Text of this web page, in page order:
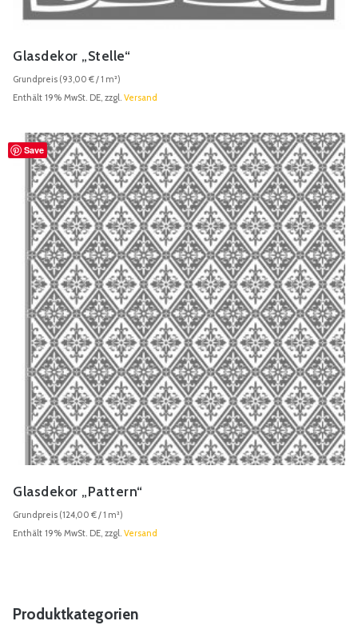
Glasdekor „Stelle“
Grundpreis (93,00 €/ 1 m²)
Enthält 19% MwSt. DE, zzgl. Versand
Save
Glasdekor „Pattern“
Grundpreis (124,00 €/ 1 m²)
Enthält 19% MwSt. DE, zzgl. Versand
Produktkategorien